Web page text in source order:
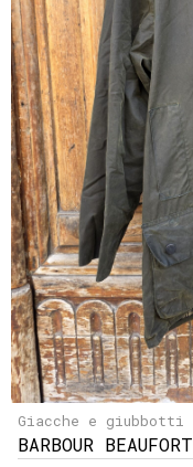
Giacche e giubbotti
BARBOUR BEAUFORT